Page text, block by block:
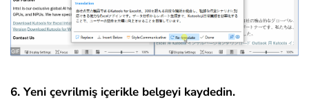
6. Yeni çevrilmiş içerikle belgeyi kaydedin.